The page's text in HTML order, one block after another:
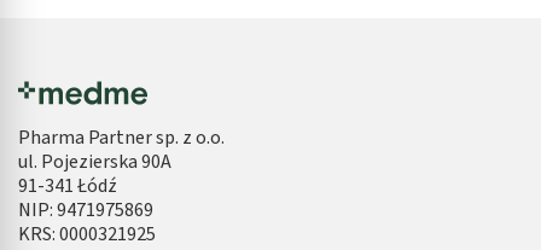
Pharma Partner sp. z o.o.
ul. Pojezierska 90A
91-341 Łódź
NIP: 9471975869
KRS: 0000321925